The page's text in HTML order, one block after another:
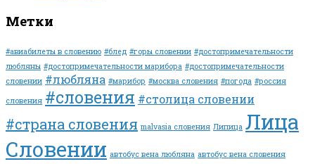
Метки
#авиабилеты в словению #блед #горы словении #достопримечательности
любляны #достопримечательности марибора #достопримечательности
словении #любляна #марибор #москва словения #погода #россия
словения #словения #столица словении
#страна словения malvasia словения Липица Лица
Словении автобус вена любляна автобус вена словения